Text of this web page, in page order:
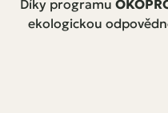
Díky programu
ekologickou